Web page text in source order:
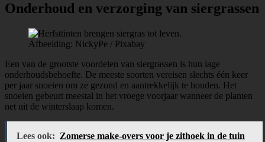
Onderhoud en verzorging van siergrassen
Afbeelding: NickyPe / Pixabay
Een van de grootste voordelen van siergrassen is hun lage
onderhoudsbehoefte. De meeste soorten vereisen slechts één keer
per jaar snoeien om ze gezond en aantrekkelijk te houden. Het
snoeien gebeurt meestal in het vroege voorjaar wanneer de planten
net uit de winterslaap komen.
Lees ook: Zomerse make-overs voor je zithoek in de tuin